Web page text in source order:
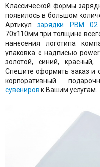
Классической формы
появилось в большом
Артикул зарядки PBM 02
70х110мм при толщине
нанесения логотипа
упаковка с надписью
золотой, синий,
Спешите оформить заказ и
корпоративный
сувениров к Вашим услугам.